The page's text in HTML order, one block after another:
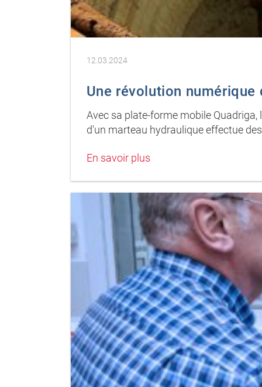
12.03.2024
Une révolution
Avec sa plate-forme mobile
d'un marteau hydraulique effectue
En savoir plus